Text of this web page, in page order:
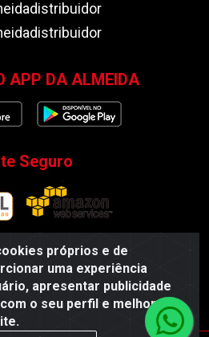
próprios e de
uma experiência
apresentar publicidade
o seu perfil e melhorar a
APP DA ALMEIDA
Seguro
Rodovia BR 104, S/N, Centro -
000 - CNPJ 35.419.548/0001-55